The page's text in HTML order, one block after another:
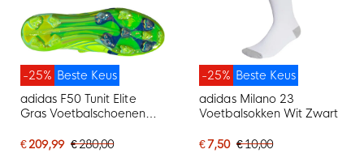
Beste Keus
-25%
adidas F50 Tunit Elite
Gras Voetbalschoenen
€ 209,99 € 280,00
Beste Keus
-25%
adidas Milano 23
Voetbalsokken Wit Zwart
€ 7,50 € 10,00